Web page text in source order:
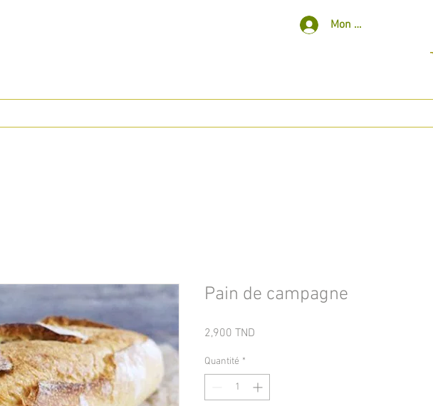
Mon compte
Pain de campagne
2,900 TND
Quantité *